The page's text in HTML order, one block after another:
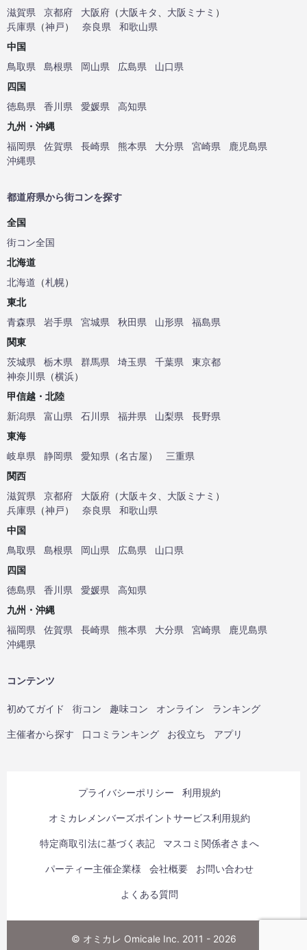
滋賀県
京都府 大阪府 （大阪キタ 大阪ミナミ ）
兵庫県 （神戸） 奈良県
和歌山県
中国
鳥取県
島根県 岡山県 広島県
山口県
四国
徳島県
香川県 愛媛県
高知県
九州・沖縄
福岡県
佐賀県 長崎県 熊本県 大分県 宮崎県
鹿児島県
沖縄県
都道府県から街コンを探す
全国
街コン全国
北海道
北海道 （札幌）
東北
青森県
岩手県 宮城県 秋田県 山形県
福島県
関東
茨城県
栃木県 群馬県 埼玉県 千葉県
東京都
神奈川県 （横浜）
甲信越・北陸
新潟県
富山県 石川県 福井県 山梨県
長野県
東海
岐阜県
静岡県 愛知県 （名古屋）
三重県
関西
滋賀県
京都府 大阪府 （大阪キタ 大阪ミナミ ）
兵庫県 （神戸） 奈良県
和歌山県
中国
鳥取県
島根県 岡山県 広島県
山口県
四国
徳島県
香川県 愛媛県
高知県
九州・沖縄
福岡県
佐賀県 長崎県 熊本県 大分県 宮崎県
鹿児島県
沖縄県
コンテンツ
初めてガイド 街コン 趣味コン オンライン ランキング
主催者から探す 口コミランキング お役立ち アプリ
プライバシーポリシー 利用規約
オミカレメンバーズポイントサービス利用規約
特定商取引法に基づく表記 マスコミ関係者さまへ
パーティー主催企業様 会社概要 お問い合わせ
よくある質問
© オミカレ Omicale Inc. 2011 - 2026